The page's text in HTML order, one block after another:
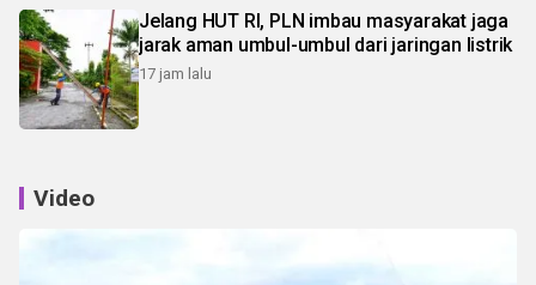
Jelang HUT RI, PLN imbau masyarakat jaga
jarak aman umbul-umbul dari jaringan listrik
17 jam lalu
Video